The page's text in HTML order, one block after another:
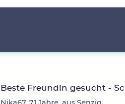
Beste Freundin gesucht -